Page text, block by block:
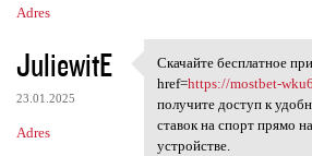
Adres
JuliewitE
23.01.2025
Adres
Скачайте
Скачайте бесплатное
href=https://mostbet-
получите доступ к
ставок на спорт прямо
устройстве.